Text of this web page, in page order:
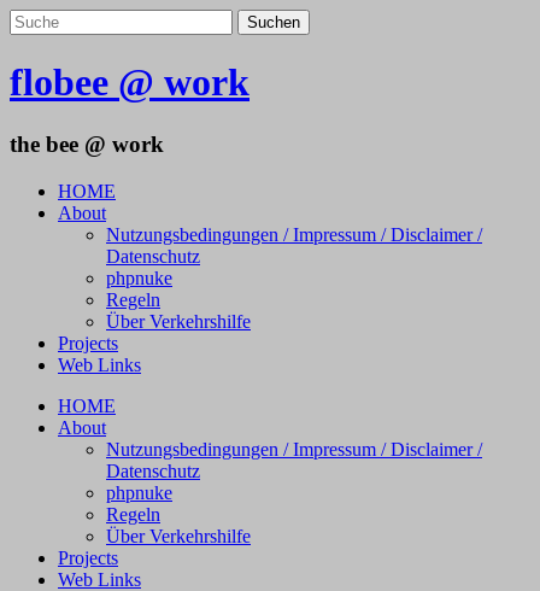
flobee @ work
the bee @ work
HOME
About
Nutzungsbedingungen / Impressum / Disclaimer /
Datenschutz
phpnuke
Regeln
Über Verkehrshilfe
Projects
Web Links
HOME
About
Nutzungsbedingungen / Impressum / Disclaimer /
Datenschutz
phpnuke
Regeln
Über Verkehrshilfe
Projects
Web Links